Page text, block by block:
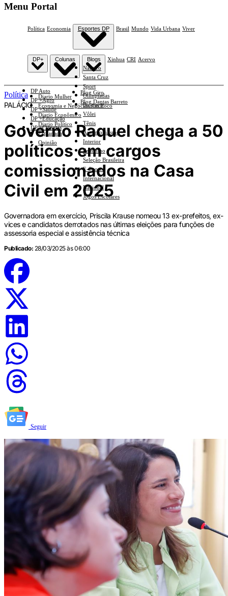
Menu Portal
Política Economia Esportes DP
Náutico
Santa Cruz
Sport
Olimpíadas
Basquete
Vôlei
Tênis
Automobilismo
Interior
Feminino
Seleção Brasileira
E-Sports
Internacional
Nacional
Jogos Escolares
Brasil Mundo Vida Urbana Viver
DP+
DP Auto
DP +Agro
DP +Saúde
DP +Educação
DP +Ciências
Colunas
Diario Mulher
Economia e Negócios Em Foco
Diario Econômico
Diario Político
Esplanada
Opinião
Blogs
Blog Giro
Blog Dantas Barreto
Xinhua CRI Acervo
Política
PALÁCIO
Governo Raquel chega a 50
políticos em cargos
comissionados na Casa
Civil em 2025
Governadora em exercício, Priscila Krause nomeou 13 ex-prefeitos, ex-
vices e candidatos derrotados nas últimas eleições para funções de
assessoria especial e assistência técnica
Publicado: 28/03/2025 às 06:00
Seguir